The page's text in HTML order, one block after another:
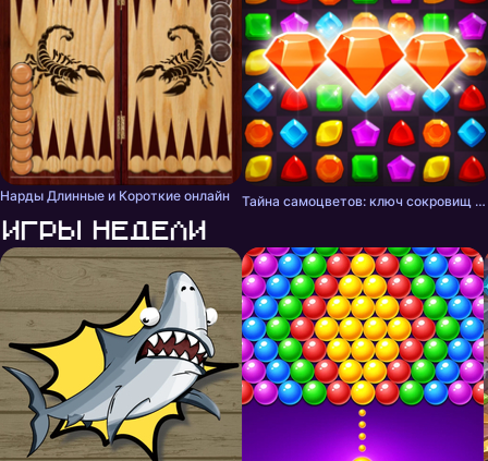
Нарды Длинные и Короткие онлайн Тайна самоцветов: ключ сокровищ - три в ряд
Игры недели